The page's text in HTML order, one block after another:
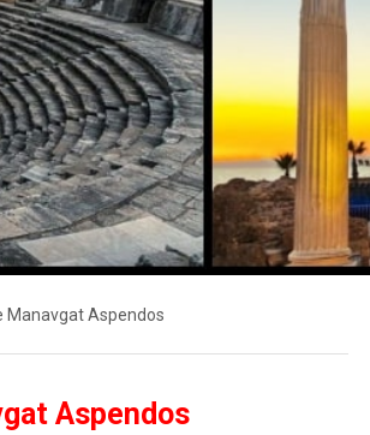
Manavgat Aspendos
Aspendos